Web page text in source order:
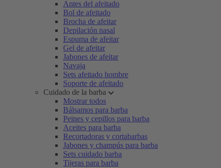
Antes del afeitado
Bol de afeitado
Brocha de afeitar
Depilación nasal
Espuma de afeitar
Gel de afeitar
Jabones de afeitar
Navaja
Sets afeitado hombre
Soporte de afeitado
Cuidado de la barba
Mostrar todos
Bálsamos para barba
Peines y cepillos para barba
Aceites para barba
Recortadoras y cortabarbas
Jabones y champús para barba
Sets cuidado barba
Tijeras para barba